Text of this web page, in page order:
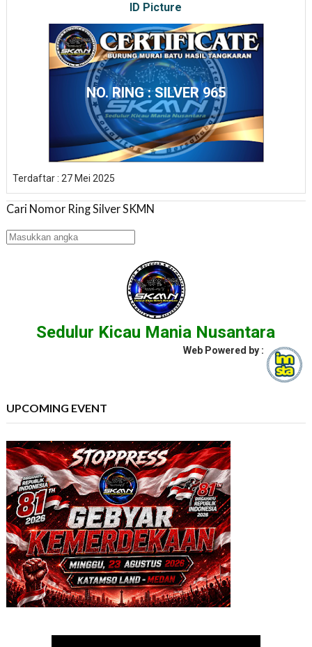
ID Picture
NO. RING : SILVER 965
Terdaftar : 27 Mei 2025
Cari Nomor Ring Silver SKMN
Sedulur Kicau Mania Nusantara
Web Powered by :
UPCOMING EVENT